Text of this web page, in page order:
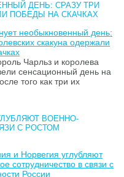
ДЕНЬ: СРАЗУ ТРИ
ПОБЕДЫ НА СКАЧКАХ
необыкновенный день:
скакуна одержали
Чарльз и королева
сенсационный день на
того как три их
ВОЕННО-
С РОСТОМ
и Норвегия углубляют
сотрудничество в связи с
России